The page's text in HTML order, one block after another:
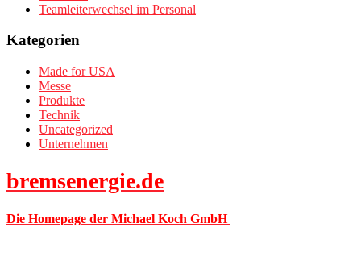
Teamleiterwechsel im Personal
Kategorien
Made for USA
Messe
Produkte
Technik
Uncategorized
Unternehmen
bremsenergie.de
Die Homepage der Michael Koch GmbH